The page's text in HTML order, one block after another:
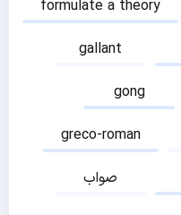
formulate a theory
gallant
gong
greco-roman
صواب